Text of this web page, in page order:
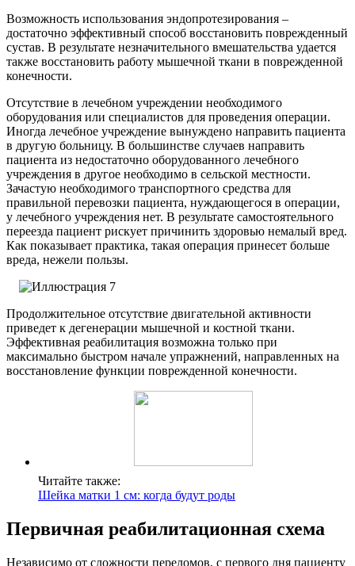
Возможность использования эндопротезирования –
достаточно эффективный способ восстановить поврежденный
сустав. В результате незначительного вмешательства удается
также восстановить работу мышечной ткани в поврежденной
конечности.
Отсутствие в лечебном учреждении необходимого
оборудования или специалистов для проведения операции.
Иногда лечебное учреждение вынуждено направить пациента
в другую больницу. В большинстве случаев направить
пациента из недостаточно оборудованного лечебного
учреждения в другое необходимо в сельской местности.
Зачастую необходимого транспортного средства для
правильной перевозки пациента, нуждающегося в операции,
у лечебного учреждения нет. В результате самостоятельного
переезда пациент рискует причинить здоровью немалый вред.
Как показывает практика, такая операция принесет больше
вреда, нежели пользы.
Продолжительное отсутствие двигательной активности
приведет к дегенерации мышечной и костной ткани.
Эффективная реабилитация возможна только при
максимально быстром начале упражнений, направленных на
восстановление функции поврежденной конечности.
Читайте также:
Шейка матки 1 см: когда будут роды
Первичная реабилитационная схема
Независимо от сложности переломов, с первого дня пациенту